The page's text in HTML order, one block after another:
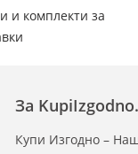
и комплекти за
За
Купи Изгодно –